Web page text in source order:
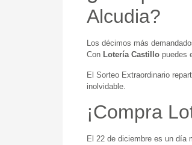
Alcudia?
Los décimos más
Con Lotería Castillo puedes
El Sorteo Extraordinario
inolvidable.
¡Compra
El 22 de diciembre es un día